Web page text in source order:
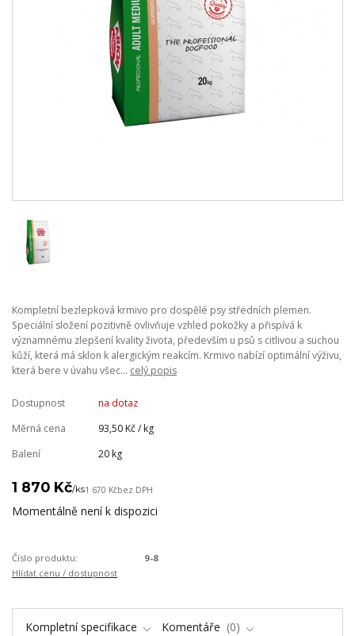
Kompletní bezlepková krmivo pro dospělé psy středních plemen.
Speciální složení pozitivně ovlivňuje vzhled pokožky a přispívá k
významnému zlepšení kvality života, především u psů s citlivou a suchou
kůží, která má sklon k alergickým reakcím. Krmivo nabízí optimální výživu,
která bere v úvahu všec... celý popis
Dostupnost
na dotaz
Měrná cena
93,50 Kč / kg
Balení
20 kg
1 870 Kč/ks1 670 Kčbez DPH
Momentálně není k dispozici
Číslo produktu:
9-8
Hlídat cenu / dostupnost
Kompletní specifikace Komentáře 0